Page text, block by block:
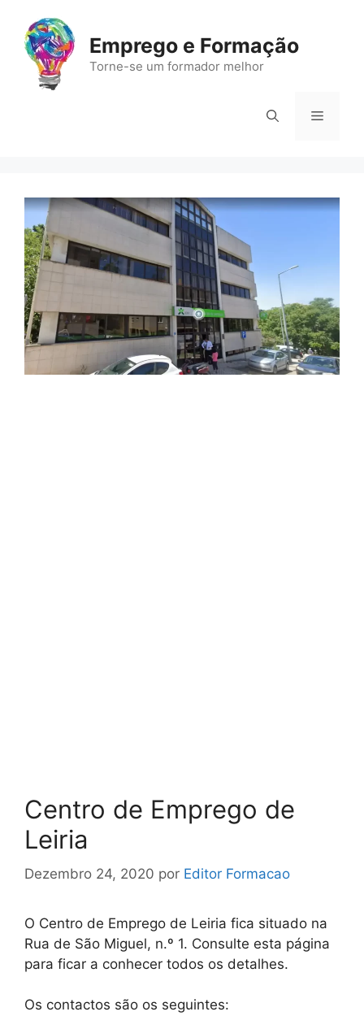
para
conteúdo
Emprego e Formação
Torne-se um formador melhor
Menu
Centro de Emprego de
Leiria
Dezembro 24, 2020 por Editor Formacao
O Centro de Emprego de Leiria fica situado na
Rua de São Miguel, n.º 1. Consulte esta página
para ficar a conhecer todos os detalhes.
Os contactos são os seguintes: